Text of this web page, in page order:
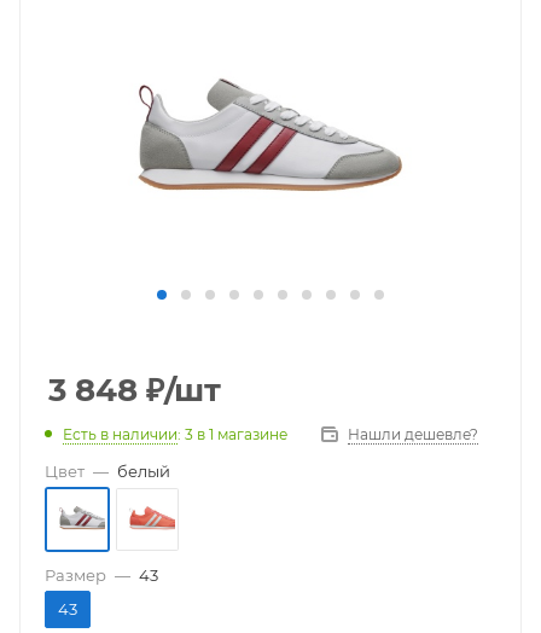
3 848 ₽/шт
Есть в наличии: 3 в 1 магазине Нашли дешевле?
Цвет — белый
Размер — 43
43